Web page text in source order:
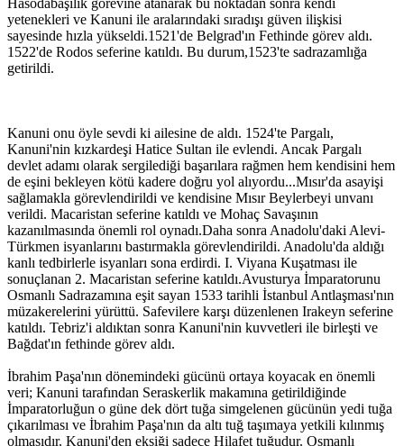
Hasodabaşılık görevine atanarak bu noktadan sonra kendi
yetenekleri ve Kanuni ile aralarındaki sıradışı güven ilişkisi
sayesinde hızla yükseldi.1521'de Belgrad'ın Fethinde görev aldı.
1522'de Rodos seferine katıldı. Bu durum,1523'te sadrazamlığa
getirildi.
Kanuni onu öyle sevdi ki ailesine de aldı. 1524'te Pargalı,
Kanuni'nin kızkardeşi Hatice Sultan ile evlendi. Ancak Pargalı
devlet adamı olarak sergilediği başarılara rağmen hem kendisini hem
de eşini bekleyen kötü kadere doğru yol alıyordu...Mısır'da asayişi
sağlamakla görevlendirildi ve kendisine Mısır Beylerbeyi unvanı
verildi. Macaristan seferine katıldı ve Mohaç Savaşının
kazanılmasında önemli rol oynadı.Daha sonra Anadolu'daki Alevi-
Türkmen isyanlarını bastırmakla görevlendirildi. Anadolu'da aldığı
kanlı tedbirlerle isyanları sona erdirdi. I. Viyana Kuşatması ile
sonuçlanan 2. Macaristan seferine katıldı.Avusturya İmparatorunu
Osmanlı Sadrazamına eşit sayan 1533 tarihli İstanbul Antlaşması'nın
müzakerelerini yürüttü. Safevilere karşı düzenlenen Irakeyn seferine
katıldı. Tebriz'i aldıktan sonra Kanuni'nin kuvvetleri ile birleşti ve
Bağdat'ın fethinde görev aldı.
İbrahim Paşa'nın dönemindeki gücünü ortaya koyacak en önemli
veri; Kanuni tarafından Seraskerlik makamına getirildiğinde
İmparatorluğun o güne dek dört tuğa simgelenen gücünün yedi tuğa
çıkarılması ve İbrahim Paşa'nın da altı tuğ taşımaya yetkili kılınmış
olmasıdır. Kanuni'den eksiği sadece Hilafet tuğudur. Osmanlı